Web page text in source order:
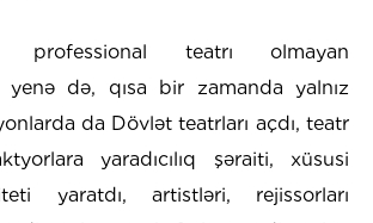
teatrı olmayan
yenə də, qısa bir zamanda yalnız
da Dövlət teatrları açdı, teatr
yaradıcılıq şəraiti, xüsusi
yaratdı, artistləri, rejissorları